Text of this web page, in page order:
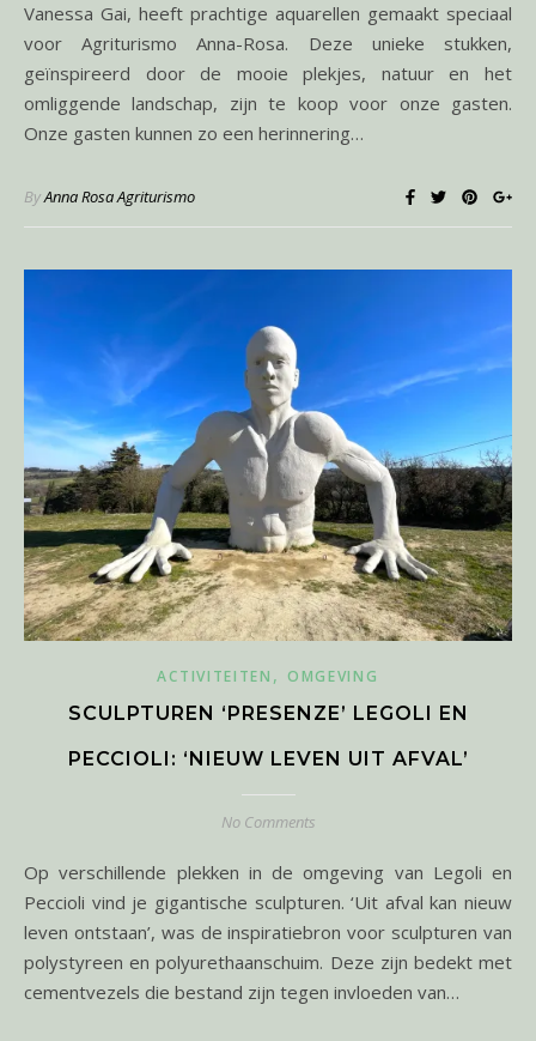
Vanessa Gai, heeft prachtige aquarellen gemaakt speciaal
voor Agriturismo Anna-Rosa. Deze unieke stukken,
geïnspireerd door de mooie plekjes, natuur en het
omliggende landschap, zijn te koop voor onze gasten.
Onze gasten kunnen zo een herinnering…
ByAnna Rosa Agriturismo
ACTIVITEITEN , OMGEVING
SCULPTUREN ‘PRESENZE’ LEGOLI EN
PECCIOLI: ‘NIEUW LEVEN UIT AFVAL’
No Comments
Op verschillende plekken in de omgeving van Legoli en
Peccioli vind je gigantische sculpturen. ‘Uit afval kan nieuw
leven ontstaan’, was de inspiratiebron voor sculpturen van
polystyreen en polyurethaanschuim. Deze zijn bedekt met
cementvezels die bestand zijn tegen invloeden van…